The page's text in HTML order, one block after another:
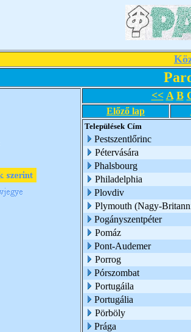
<< A B
Előző lap
Települések Cím
Pestszentlőrinc
Pétervására
Phalsbourg
Philadelphia
Plovdiv
Plymouth (Nagy-
Pogányszentpéter
Pomáz
Pont-Audemer
Porrog
Pórszombat
Portugáila
Portugália
Pörböly
Prága